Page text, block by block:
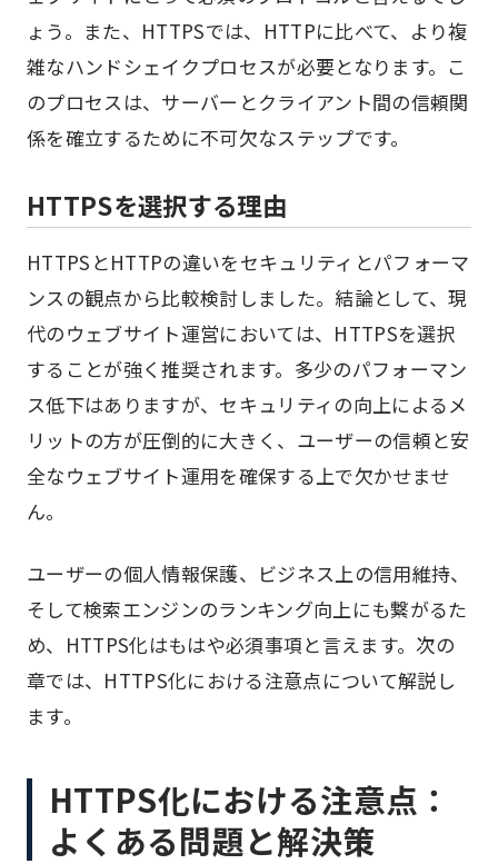
ょう。また、HTTPSでは、HTTPに比べて、より複
雑なハンドシェイクプロセスが必要となります。こ
のプロセスは、サーバーとクライアント間の信頼関
係を確立するために不可欠なステップです。
HTTPSを選択する理由
HTTPSとHTTPの違いをセキュリティとパフォーマ
ンスの観点から比較検討しました。結論として、現
代のウェブサイト運営においては、HTTPSを選択
することが強く推奨されます。多少のパフォーマン
ス低下はありますが、セキュリティの向上によるメ
リットの方が圧倒的に大きく、ユーザーの信頼と安
全なウェブサイト運用を確保する上で欠かせませ
ん。
ユーザーの個人情報保護、ビジネス上の信用維持、
そして検索エンジンのランキング向上にも繋がるた
め、HTTPS化はもはや必須事項と言えます。次の
章では、HTTPS化における注意点について解説し
ます。
HTTPS化における注意点：
よくある問題と解決策